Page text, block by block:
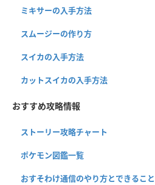
ミキサーの入手方法
スムージーの作り方
スイカの入手方法
カットスイカの入手方法
おすすめ攻略情報
ストーリー攻略チャート
ポケモン図鑑一覧
おすそわけ通信のやり方とできること